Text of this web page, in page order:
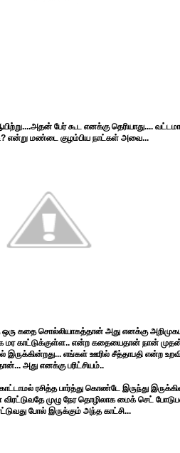
பேர் கூட எனக்கு தெரியாது.... வட்டமாக
என்று மண்டை குழம்பிய நாட்கள் அவை...
கதை சொல்லியாகத்தான் அது எனக்கு
மர காட்டுக்குள்ள.. என்ற கதையைதான் நான்
எங்கள் ஊரில் சீத்தாபதி என்ற
அது எனக்கு பரிட்சியம்..
ரசித்த பார்த்து கொண்டே இருந்து
முழு நேர தொழிலாக மைக் செட்
போல் இருக்கும் அந்த காட்சி...